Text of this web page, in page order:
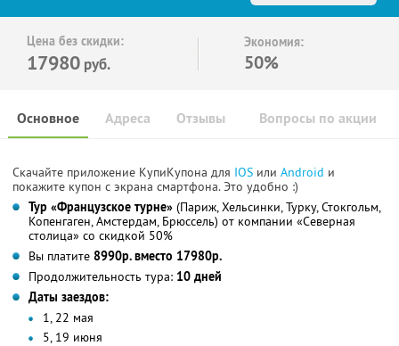
Цена без скидки:
17980 руб.
Экономия:
50%
Основное Отзывы Вопросы по акции
Адреса
Скачайте приложение КупиКупона для IOS или Android и
покажите купон с экрана смартфона. Это удобно :)
Тур «Французское турне» (Париж, Хельсинки, Турку, Стокгольм,
Копенгаген, Амстердам, Брюссель) от компании «Северная
столица» со скидкой 50%
Вы платите 8990р. вместо 17980р.
Продолжительность тура: 10 дней
Даты заездов:
1, 22 мая
5, 19 июня